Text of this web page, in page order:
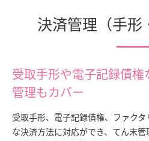
決済管理（手形
受取手形や電子記録債権
管理もカバー
受取手形、電子記録債権、ファクタ
な決済方法に対応ができ、てん末管